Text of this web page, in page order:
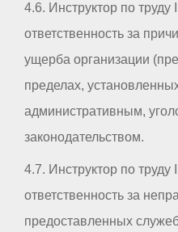
4.6. Инструктор по труду
ответственность за
ущерба организации
пределах,
административным,
законодательством.
4.7. Инструктор по труду
ответственность за
предоставленных